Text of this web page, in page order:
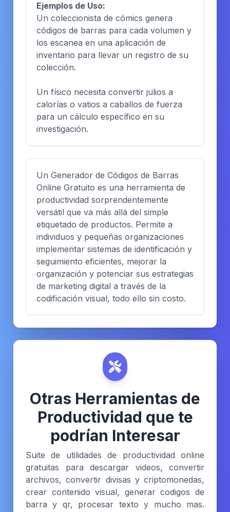
Ejemplos de Uso:
Un coleccionista de cómics genera
códigos de barras para cada volumen y
los escanea en una aplicación de
inventario para llevar un registro de su
colección.
Un físico necesita convertir julios a
calorías o vatios a caballos de fuerza
para un cálculo específico en su
investigación.
Un Generador de Códigos de Barras
Online Gratuito es una herramienta de
productividad sorprendentemente
versátil que va más allá del simple
etiquetado de productos. Permite a
individuos y pequeñas organizaciones
implementar sistemas de identificación y
seguimiento eficientes, mejorar la
organización y potenciar sus estrategias
de marketing digital a través de la
codificación visual, todo ello sin costo.
Otras Herramientas de
Productividad que te
podrían Interesar
Suite de utilidades de productividad online
gratuitas para descargar videos, convertir
archivos, convertir divisas y criptomonedas,
crear contenido visual, generar codigos de
barra y qr, procesar texto y mucho mas.